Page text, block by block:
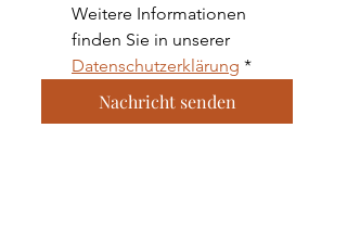
Weitere Informationen
Datenschutzerklärung *
Nachricht senden